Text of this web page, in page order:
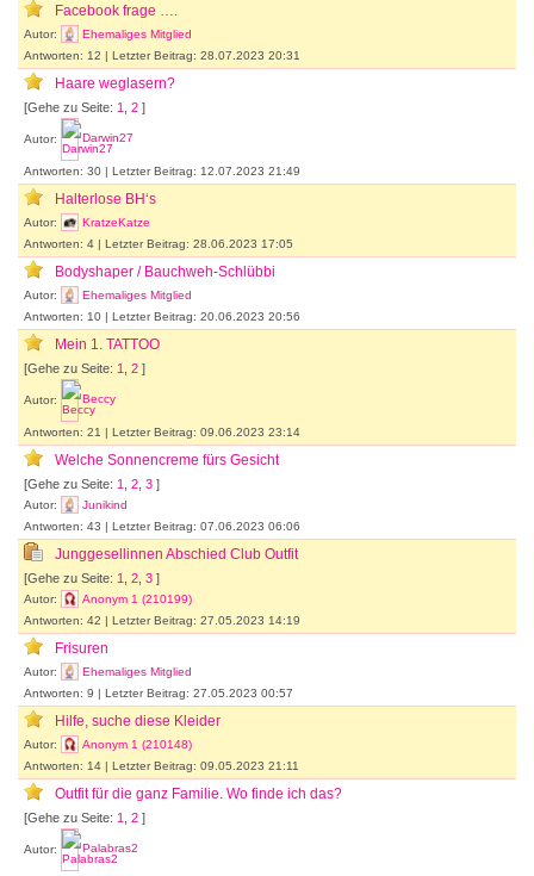
Facebook frage ….
Autor:
Ehemaliges Mitglied
Antworten: 12 | Letzter Beitrag: 28.07.2023 20:31
Haare weglasern?
[Gehe zu Seite: 1 2 ]
Autor: Darwin27
Antworten: 30 | Letzter Beitrag: 12.07.2023 21:49
Halterlose BH‘s
Autor:
KratzeKatze
Antworten: 4 | Letzter Beitrag: 28.06.2023 17:05
Bodyshaper / Bauchweh-Schlübbi
Autor:
Ehemaliges Mitglied
Antworten: 10 | Letzter Beitrag: 20.06.2023 20:56
Mein 1. TATTOO
[Gehe zu Seite: 1 2 ]
Autor: Beccy
Antworten: 21 | Letzter Beitrag: 09.06.2023 23:14
Welche Sonnencreme fürs Gesicht
[Gehe zu Seite: 1 2 3 ]
Autor:
Junikind
Antworten: 43 | Letzter Beitrag: 07.06.2023 06:06
Junggesellinnen Abschied Club Outfit
[Gehe zu Seite: 1 2 3 ]
Autor:
Anonym 1 (210199)
Antworten: 42 | Letzter Beitrag: 27.05.2023 14:19
Frisuren
Autor:
Ehemaliges Mitglied
Antworten: 9 | Letzter Beitrag: 27.05.2023 00:57
Hilfe, suche diese Kleider
Autor:
Anonym 1 (210148)
Antworten: 14 | Letzter Beitrag: 09.05.2023 21:11
Outfit für die ganz Familie. Wo finde ich das?
[Gehe zu Seite: 1 2 ]
Autor: Palabras2